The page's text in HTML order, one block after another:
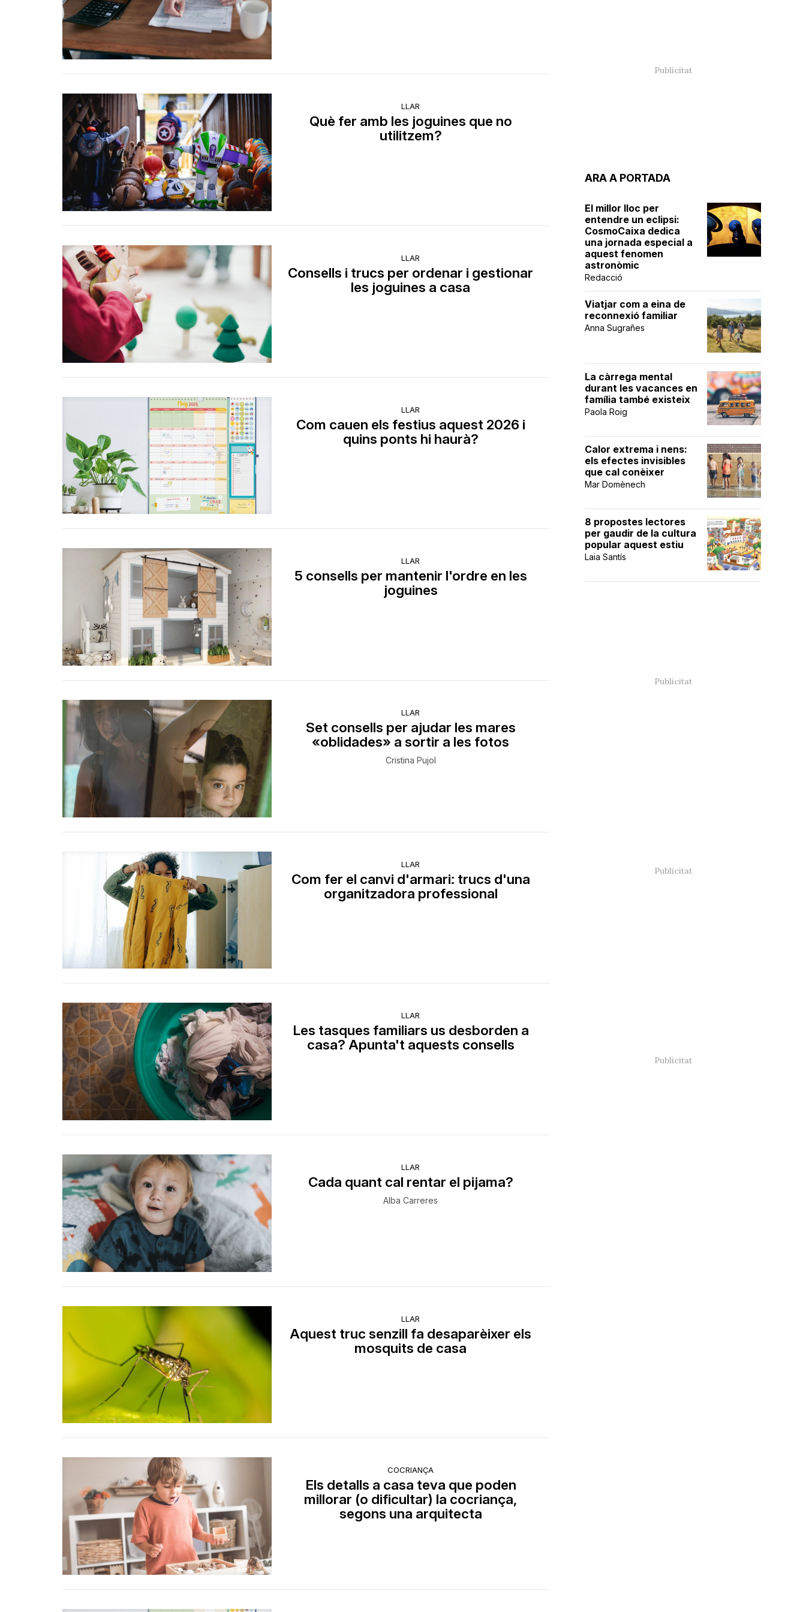
LLAR
Què fer amb les joguines que no
utilitzem?
LLAR
Consells i trucs per ordenar i gestionar
les joguines a casa
LLAR
Com cauen els festius aquest 2026 i
quins ponts hi haurà?
LLAR
5 consells per mantenir l'ordre en les
joguines
LLAR
Set consells per ajudar les mares
«oblidades» a sortir a les fotos
Cristina Pujol
LLAR
Com fer el canvi d'armari: trucs d'una
organitzadora professional
LLAR
Les tasques familiars us desborden a
casa? Apunta't aquests consells
LLAR
Cada quant cal rentar el pijama?
Alba Carreres
LLAR
Aquest truc senzill fa desaparèixer els
mosquits de casa
COCRIANÇA
Els detalls a casa teva que poden
millorar (o dificultar) la cocriança,
segons una arquitecta
ARA A PORTADA
El millor lloc per
entendre un eclipsi:
CosmoCaixa dedica
una jornada especial a
aquest fenomen
astronòmic
Redacció
Viatjar com a eina de
reconnexió familiar
Anna Sugrañes
La càrrega mental
durant les vacances en
família també existeix
Paola Roig
Calor extrema i nens:
els efectes invisibles
que cal conèixer
Mar Domènech
8 propostes lectores
per gaudir de la cultura
popular aquest estiu
Laia Santís